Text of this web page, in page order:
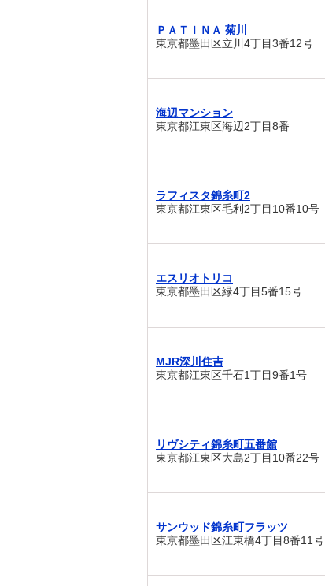
ＰＡＴＩＮＡ 菊川
東京都墨田区立川4丁目3番12号
海辺マンション
東京都江東区海辺2丁目8番
ラフィスタ錦糸町2
東京都江東区毛利2丁目10番10号
エスリオトリコ
東京都墨田区緑4丁目5番15号
MJR深川住吉
東京都江東区千石1丁目9番1号
リヴシティ錦糸町五番館
東京都江東区大島2丁目10番22号
サンウッド錦糸町フラッツ
東京都墨田区江東橋4丁目8番11号